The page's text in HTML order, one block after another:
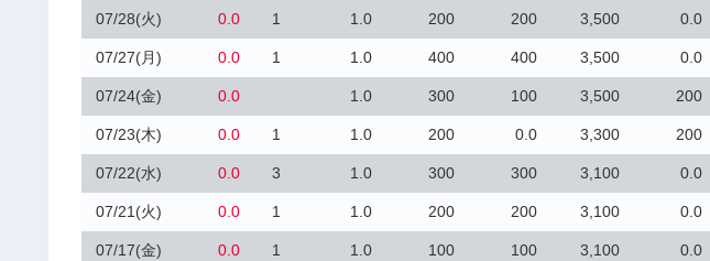
07/28(火) 0.0 1 1.0 200 200 3,500 0.0
07/27(月) 0.0 1 1.0 400 400 3,500 0.0
07/24(金) 0.0 1.0 300 100 3,500 200
07/23(木) 0.0 1 1.0 200 0.0 3,300 200
07/22(水) 0.0 3 1.0 300 300 3,100 0.0
07/21(火) 0.0 1 1.0 200 200 3,100 0.0
07/17(金) 0.0 1 1.0 100 100 3,100 0.0